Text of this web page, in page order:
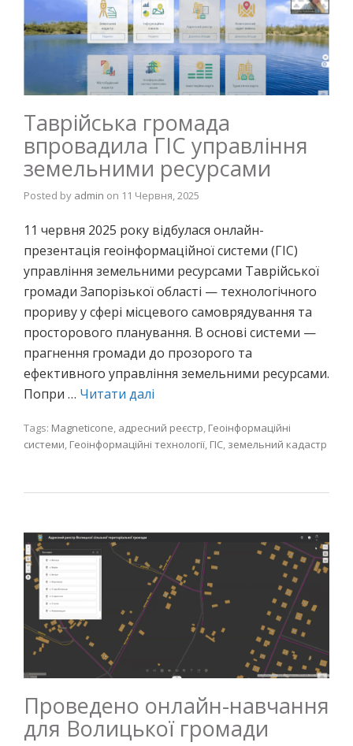
Таврійська громада
впровадила ГІС управління
земельними ресурсами
Posted by admin on 11 Червня, 2025
11 червня 2025 року відбулася онлайн-
презентація геоінформаційної системи (ГІС)
управління земельними ресурсами Таврійської
громади Запорізької області — технологічного
прориву у сфері місцевого самоврядування та
просторового планування. В основі системи —
прагнення громади до прозорого та
ефективного управління земельними ресурсами.
Попри … Читати далі
Tags: Magneticone адресний реєстр Геоінформаційні
системи Геоінформаційні технології, ГІС земельний кадастр
Проведено онлайн-навчання
для Волицької громади